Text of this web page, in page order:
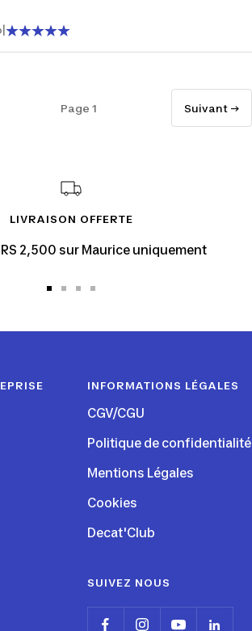
Page 1 Suivant →
LIVRAISON OFFERTE
2,500 sur Maurice uniquement
INFORMATIONS LÉGALES
CGV/CGU
Politique de confidentialité
Mentions Légales
Cookies
Decat'Club
SUIVEZ NOUS